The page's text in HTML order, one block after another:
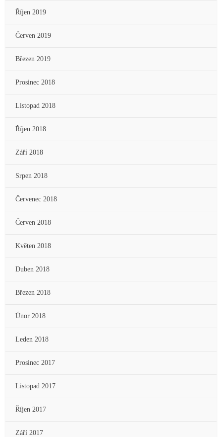
Říjen 2019
Červen 2019
Březen 2019
Prosinec 2018
Listopad 2018
Říjen 2018
Září 2018
Srpen 2018
Červenec 2018
Červen 2018
Květen 2018
Duben 2018
Březen 2018
Únor 2018
Leden 2018
Prosinec 2017
Listopad 2017
Říjen 2017
Září 2017